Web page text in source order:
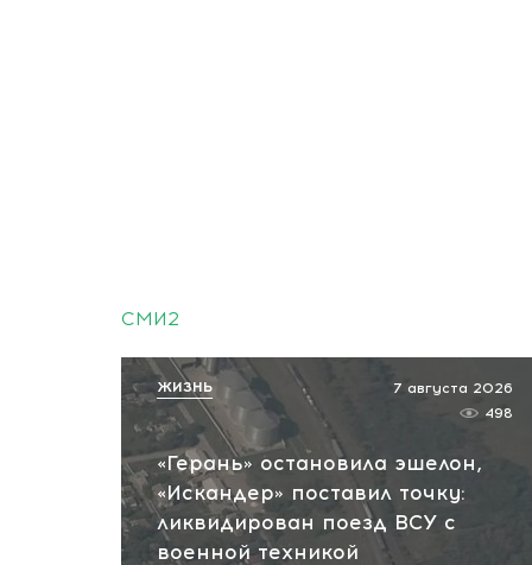
СМИ2
«Герань» остановила эшелон,
«Искандер» поставил точку:
ликвидирован поезд ВСУ с
военной техникой
7 августа 2026
498
ЖИЗНЬ